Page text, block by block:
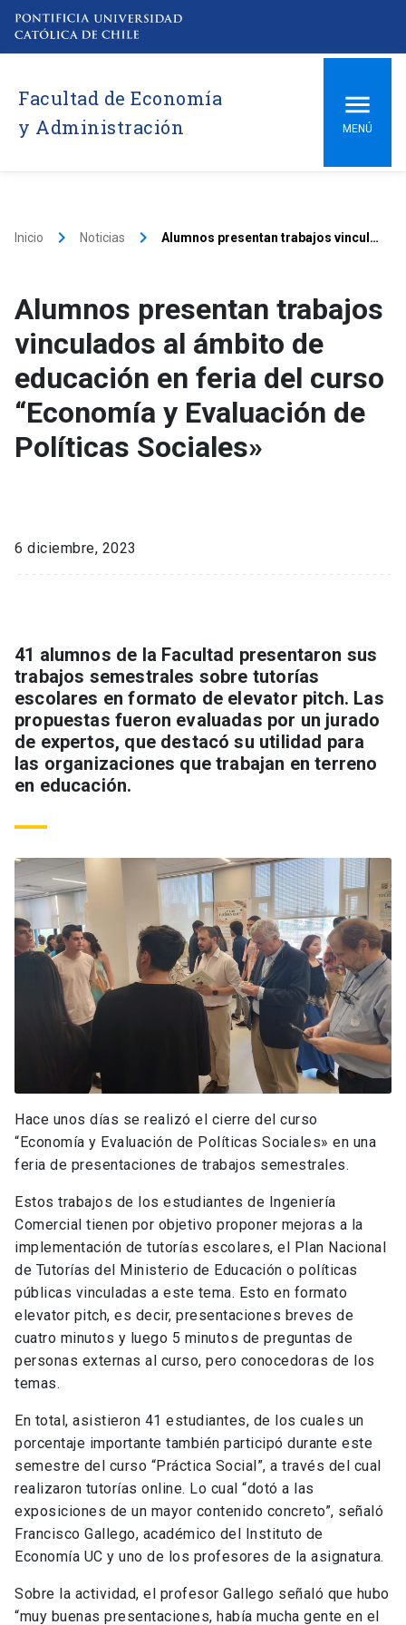
Facultad de Economía
y Administración
MENÚ
Inicio keyboard_arrow_right Noticias keyboard_arrow_right Alumnos presentan trabajos vinculados al ámbito de educación en feria del curso “Economía y Evaluación de Políticas Sociales»
Alumnos presentan trabajos
vinculados al ámbito de
educación en feria del curso
“Economía y Evaluación de
Políticas Sociales»
6 diciembre, 2023
41 alumnos de la Facultad presentaron sus
trabajos semestrales sobre tutorías
escolares en formato de elevator pitch. Las
propuestas fueron evaluadas por un jurado
de expertos, que destacó su utilidad para
las organizaciones que trabajan en terreno
en educación.
Hace unos días se realizó el cierre del curso
“Economía y Evaluación de Políticas Sociales» en una
feria de presentaciones de trabajos semestrales.
Estos trabajos de los estudiantes de Ingeniería
Comercial tienen por objetivo proponer mejoras a la
implementación de tutorías escolares, el Plan Nacional
de Tutorías del Ministerio de Educación o políticas
públicas vinculadas a este tema. Esto en formato
elevator pitch, es decir, presentaciones breves de
cuatro minutos y luego 5 minutos de preguntas de
personas externas al curso, pero conocedoras de los
temas.
En total, asistieron 41 estudiantes, de los cuales un
porcentaje importante también participó durante este
semestre del curso “Práctica Social”, a través del cual
realizaron tutorías online. Lo cual “dotó a las
exposiciones de un mayor contenido concreto”, señaló
Francisco Gallego, académico del Instituto de
Economía UC y uno de los profesores de la asignatura.
Sobre la actividad, el profesor Gallego señaló que hubo
“muy buenas presentaciones, había mucha gente en el